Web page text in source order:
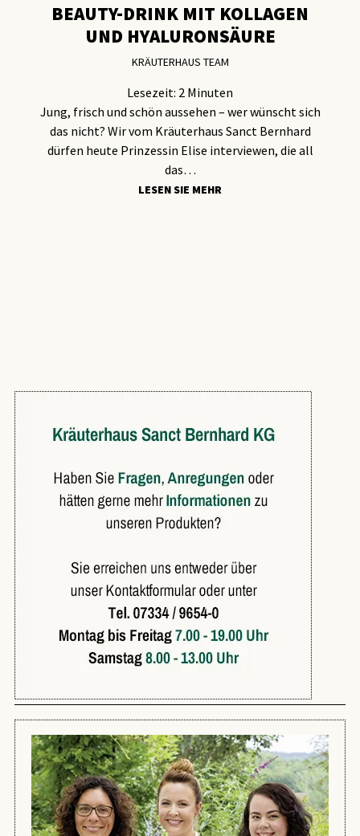
BEAUTY-DRINK MIT KOLLAGEN
UND HYALURONSÄURE
KRÄUTERHAUS TEAM
Lesezeit: 2 Minuten
Jung, frisch und schön aussehen – wer wünscht sich
das nicht? Wir vom Kräuterhaus Sanct Bernhard
dürfen heute Prinzessin Elise interviewen, die all
das…
LESEN SIE MEHR